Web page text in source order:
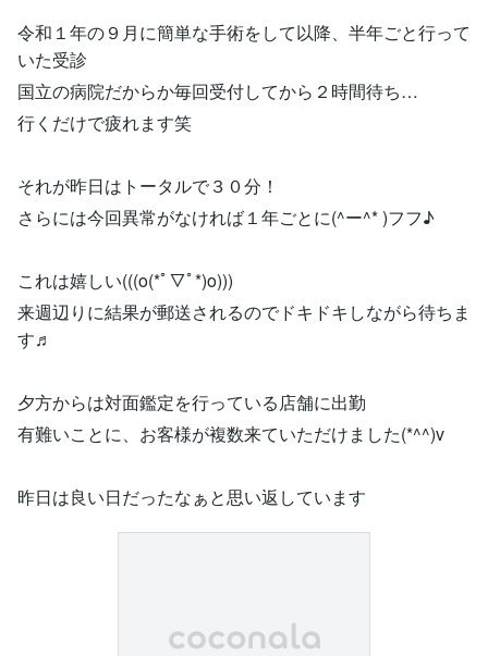
令和１年の９月に簡単な手術をして以降、半年ごと行って
いた受診
国立の病院だからか毎回受付してから２時間待ち…
行くだけで疲れます笑
それが昨日はトータルで３０分！
さらには今回異常がなければ１年ごとに(^ー^* )フフ♪
これは嬉しい(((o(*ﾟ▽ﾟ*)o)))
来週辺りに結果が郵送されるのでドキドキしながら待ちま
す♬
夕方からは対面鑑定を行っている店舗に出勤
有難いことに、お客様が複数来ていただけました(*^^)v
昨日は良い日だったなぁと思い返しています